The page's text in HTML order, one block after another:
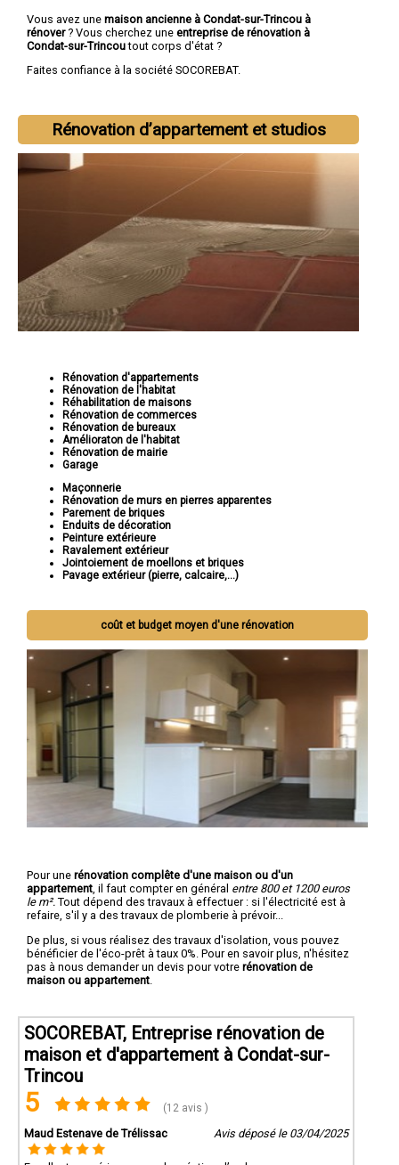
Vous avez une maison ancienne à Condat-sur-Trincou à
rénover? Vous cherchez une entreprise de rénovation à
Condat-sur-Trincoutout corps d'état ?
Faites confiance à la société SOCOREBAT.
Rénovation d’appartement et studios
Rénovation d'appartements
Rénovation de l'habitat
Réhabilitation de maisons
Rénovation de commerces
Rénovation de bureaux
Amélioraton de l'habitat
Rénovation de mairie
Garage
Maçonnerie
Rénovation de murs en pierres apparentes
Parement de briques
Enduits de décoration
Peinture extérieure
Ravalement extérieur
Jointoiement de moellons et briques
Pavage extérieur (pierre, calcaire,...)
coût et budget moyen d'une rénovation
Pour une rénovation complête d'une maison ou d'un
appartement , il faut compter en général entre 800 et 1200 euros
le m². Tout dépend des travaux à effectuer : si l'électricité est à
refaire, s'il y a des travaux de plomberie à prévoir...
De plus, si vous réalisez des travaux d'isolation, vous pouvez
bénéficier de l'éco-prêt à taux 0%. Pour en savoir plus, n'hésitez
pas à nous demander un devis pour votre rénovation de
maison ou appartement
SOCOREBAT, Entreprise rénovation de
maison et d'appartement à Condat-sur-
Trincou
5 (12 avis )
Maud Estenave de Trélissac Avis déposé le 03/04/2025